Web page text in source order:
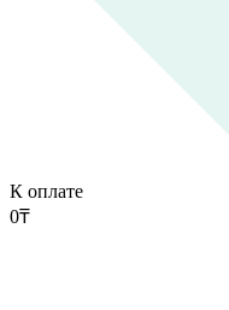
К оплате
0₸